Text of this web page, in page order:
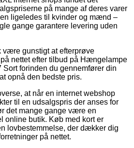
på mange af deres varer
ligeledes til kvinder og mænd –
gange garantere levering uden
gunstigt at efterprøve
nettet efter tilbud på Hængelampe
Sort forinden du gennemfører din
opnå den bedste pris.
at når en internet webshop
til en udsalgspris der anses for
det mange gange være en
online butik. Køb med kort er
lovbestemmelse, der dækker dig
på nettet.